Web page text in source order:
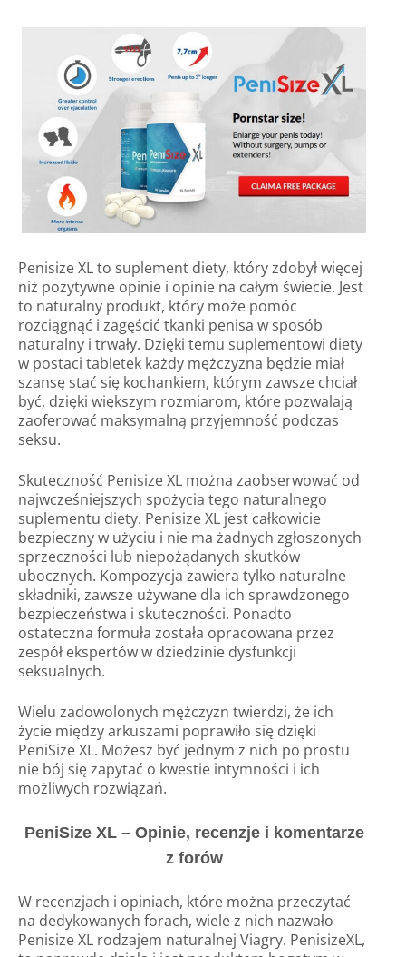
Penisize XL to suplement diety, który zdobył więcej
niż pozytywne opinie i opinie na całym świecie. Jest
to naturalny produkt, który może pomóc
rozciągnąć i zagęścić tkanki penisa w sposób
naturalny i trwały. Dzięki temu suplementowi diety
w postaci tabletek każdy mężczyzna będzie miał
szansę stać się kochankiem, którym zawsze chciał
być, dzięki większym rozmiarom, które pozwalają
zaoferować maksymalną przyjemność podczas
seksu.
Skuteczność Penisize XL można zaobserwować od
najwcześniejszych spożycia tego naturalnego
suplementu diety. Penisize XL jest całkowicie
bezpieczny w użyciu i nie ma żadnych zgłoszonych
sprzeczności lub niepożądanych skutków
ubocznych. Kompozycja zawiera tylko naturalne
składniki, zawsze używane dla ich sprawdzonego
bezpieczeństwa i skuteczności. Ponadto
ostateczna formuła została opracowana przez
zespół ekspertów w dziedzinie dysfunkcji
seksualnych.
Wielu zadowolonych mężczyzn twierdzi, że ich
życie między arkuszami poprawiło się dzięki
PeniSize XL. Możesz być jednym z nich po prostu
nie bój się zapytać o kwestie intymności i ich
możliwych rozwiązań.
PeniSize XL – Opinie, recenzje i komentarze
z forów
W recenzjach i opiniach, które można przeczytać
na dedykowanych forach, wiele z nich nazwało
Penisize XL rodzajem naturalnej Viagry. PenisizeXL,